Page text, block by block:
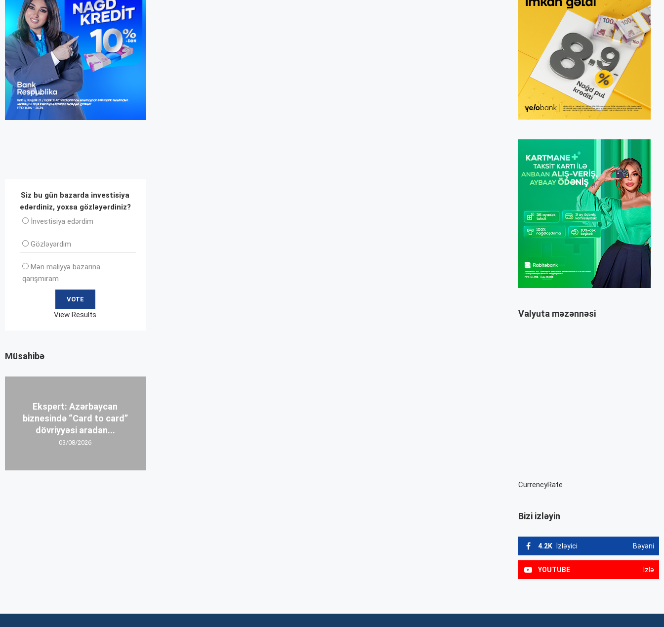
Valyuta məzənnəsi
CurrencyRate
Bizi izləyin
4.2K İzləyici Bəyəni
YOUTUBE İzlə
Siz bu gün bazarda investisiya
edərdiniz, yoxsa gözləyərdiniz?
İnvеstisiya edərdim
Gözləyərdim
Mən maliyyə bazarına
qarışmıram
View Results
Müsahibə
Ekspert: Azərbaycan
biznesində “Card to card”
dövriyyəsi aradan...
03/08/2026